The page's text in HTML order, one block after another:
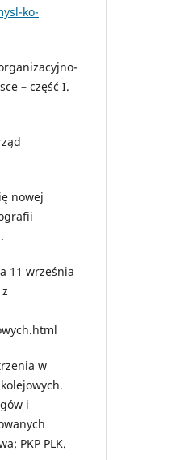
ko-
– część I.
nowej
11 września
w
i
PKP PLK.